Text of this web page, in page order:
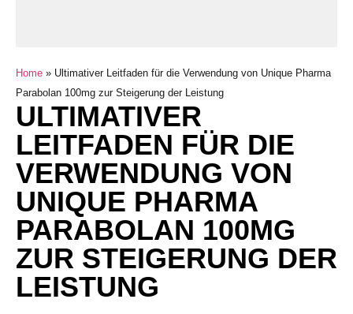
Home » Ultimativer Leitfaden für die Verwendung von Unique Pharma
Parabolan 100mg zur Steigerung der Leistung
ULTIMATIVER
LEITFADEN FÜR DIE
VERWENDUNG VON
UNIQUE PHARMA
PARABOLAN 100MG
ZUR STEIGERUNG DER
LEISTUNG